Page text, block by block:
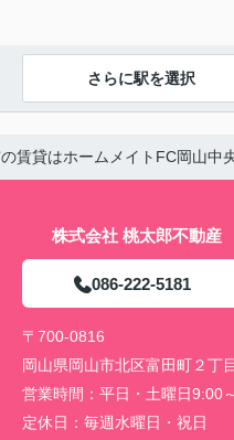
さらに駅を選択
賃貸はホームメイトFC岡山中
株式会社 桃太郎不動
086-222-5181
〒700-0816
岡山県岡山市北区富田町２丁
営業時間： 平日・土曜日9:00
定休日： 毎週水曜日・祝日